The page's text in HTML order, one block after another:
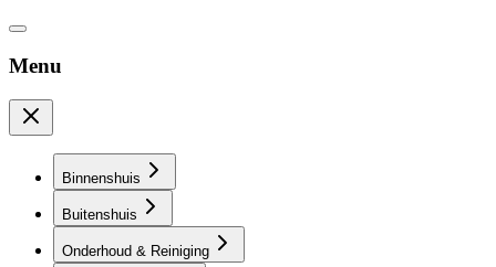
Menu
Binnenshuis
Buitenshuis
Onderhoud & Reiniging